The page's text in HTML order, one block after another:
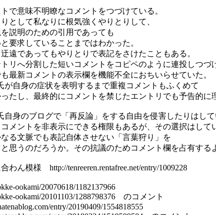
で意味不明瞭なコメントをつづけている。
として私なりに根気強くやりとりして、
説明のための引用であっても
要求していることまではわかった。
遠であってもやりとりで表記をさけたこともある。
リへ分割した短いコメントをコピペのように連投しつづ
最新コメントの表示欄を機能不全におちいらせていた。
が自身の症状を表明するまで重複コメントもふくめて
たし、最終的にコメントを禁じたエントリでも予告的に
自身のブログで「再反論」をする自由を侵害したりはして
メントを非表示にできる権限もあるが、その選択はして
る文脈でも表記自体させない「言葉狩り」を
思うのだろうか。その抗議のためコメント欄を占有する
わん模様 http://tenreeren.rentafree.net/entry/1009228
ookami/20070618/1182137966
ookami/20101103/1288798376 のコメント
entry/20190409/1554818555